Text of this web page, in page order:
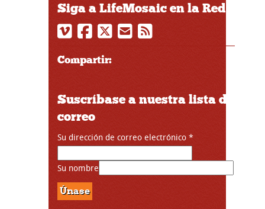
Siga a LifeMosaic en la Red
Compartir:
Suscríbase a nuestra lista de
correo
Su dirección de correo electrónico *
Su nombre